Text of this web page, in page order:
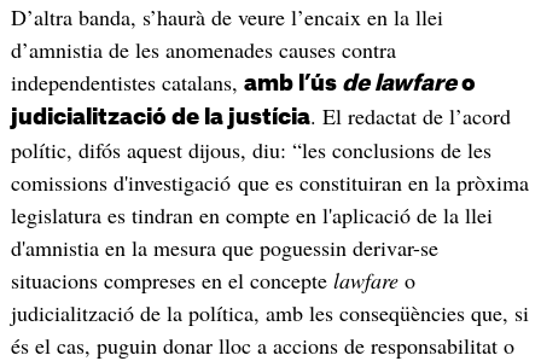
D’altra banda, s’haurà de veure l’encaix en la llei
d’amnistia de les anomenades causes contra
independentistes catalans, amb l’ús de lawfareo
judicialització de la justícia. El redactat de l’acord
polític, difós aquest dijous, diu: “les conclusions de les
comissions d'investigació que es constituiran en la pròxima
legislatura es tindran en compte en l'aplicació de la llei
d'amnistia en la mesura que poguessin derivar-se
situacions compreses en el concepte lawfare o
judicialització de la política, amb les conseqüències que, si
és el cas, puguin donar lloc a accions de responsabilitat o